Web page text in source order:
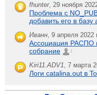
fhunter, 29 ноября
Проблема с
добавить его в базу
Иванн 9 апреля 2022
Ассоциация РАСПО
собрание
1
Kiri11.ADV1 7 марта
Логи catalina.out в